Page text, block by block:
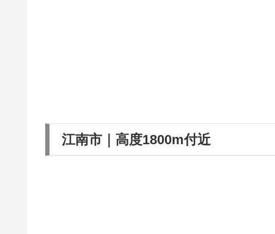
江南市｜高度1800m付近